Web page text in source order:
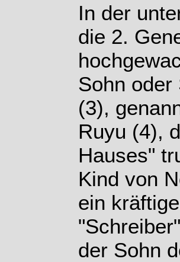
In der
die 2.
Sohn oder
(3),
Ruyu (4),
Hauses"
Kind von
ein
der Sohn